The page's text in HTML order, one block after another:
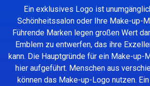
Ein exklusives Logo ist
Schönheitssalon oder Ihre Make-up-
Führende Marken legen großen Wert
Emblem zu entwerfen, das ihre
kann. Die Hauptgründe für ein Make-up-
hier aufgeführt. Menschen aus
können das Make-up-Logo nutzen.